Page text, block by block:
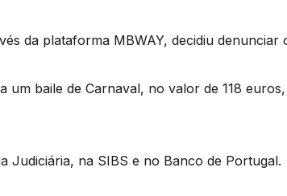
da plataforma MBWAY, decidiu denunciar
um baile de Carnaval, no valor de 118
Judiciária, na SIBS e no Banco de Portugal.